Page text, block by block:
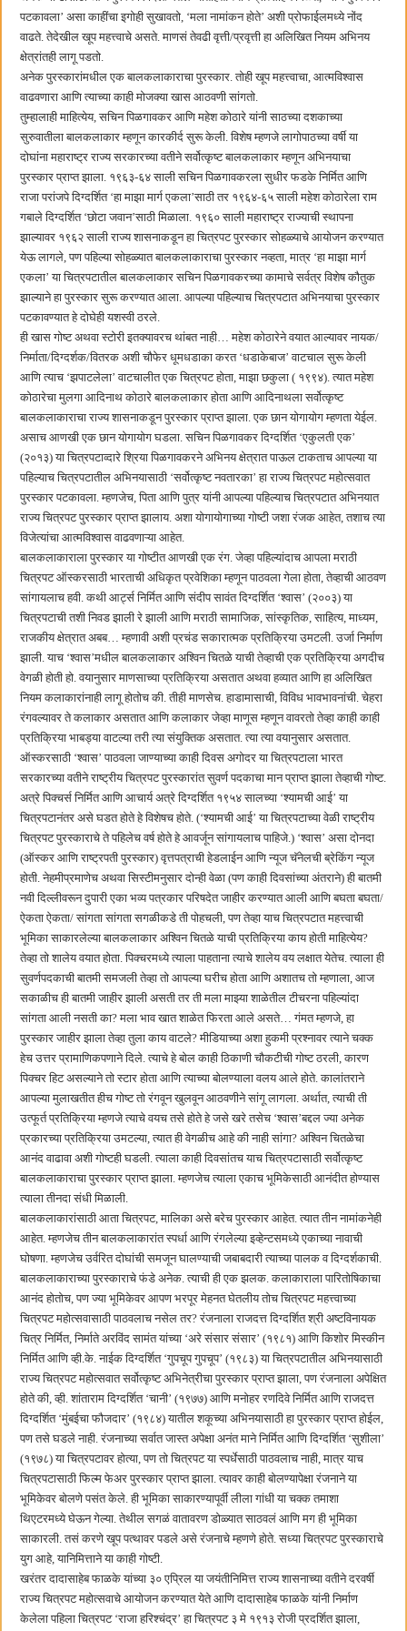
बाल्मर लॉरी आणि शेल इंडियातील कंत्राटी कामगारांना भरघोस पगारवाढ
पटकावला‌’ असा काहींचा इगोही सुखावतो, ‌‘मला नामांकन होते‌’ अशी प्रोफाईलमध्ये नोंद
वाढते. तेदेखील खूप महत्त्वाचे असते. माणसं तेवढी वृत्ती/प्रवृत्ती हा अलिखित नियम अभिनय
क्षेत्रांतही लागू पडतो.
अनेक पुरस्कारांमधील एक बालकलाकाराचा पुरस्कार. तोही खूप महत्त्वाचा, आत्मविश्वास
वाढवणारा आणि त्याच्या काही मोजक्या खास आठवणी सांगतो.
तुम्हालाही माहित्येय, सचिन पिळगावकर आणि महेश कोठारे यांनी साठच्या दशकाच्या
सुरुवातीला बालकलाकार म्हणून कारकीर्द सुरू केली. विशेष म्हणजे लागोपाठच्या वर्षी या
दोघांना महाराष्ट्र राज्य सरकारच्या वतीने सर्वोत्कृष्ट बालकलाकार म्हणून अभिनयाचा
पुरस्कार प्राप्त झाला. १९६३-६४ साली सचिन पिळगावकरला सुधीर फडके निर्मित आणि
राजा परांजपे दिग्दर्शित ‌‘हा माझा मार्ग एकला‌’साठी तर १९६४-६५ साली महेश कोठारेला राम
गबाले दिग्दर्शित ‌‘छोटा जवान‌’साठी मिळाला. १९६० साली महाराष्ट्र राज्याची स्थापना
झाल्यावर १९६२ साली राज्य शासनाकडून हा चित्रपट पुरस्कार सोहळ्याचे आयोजन करण्यात
येऊ लागले, पण पहिल्या सोहळ्यात बालकलाकाराचा पुरस्कार नव्हता, मात्र ‌‘हा माझा मार्ग
एकला‌’ या चित्रपटातील बालकलाकार सचिन पिळगावकरच्या कामाचे सर्वत्र विशेष कौतुक
झाल्याने हा पुरस्कार सुरू करण्यात आला. आपल्या पहिल्याच चित्रपटात अभिनयाचा पुरस्कार
पटकावण्यात हे दोघेही यशस्वी ठरले.
ही खास गोष्ट अथवा स्टोरी इतक्यावरच थांबत नाही… महेश कोठारेने वयात आल्यावर नायक/
निर्माता/दिग्दर्शक/वितरक अशी चौफेर धूमधडाका करत ‌‘धडाकेबाज‌’ वाटचाल सुरू केली
आणि त्याच ‌‘झपाटलेला‌’ वाटचालीत एक चित्रपट होता, माझा छकुला ( १९९४). त्यात महेश
कोठारेचा मुलगा आदिनाथ कोठारे बालकलाकार होता आणि आदिनाथला सर्वोत्कृष्ट
बालकलाकाराचा राज्य शासनाकडून पुरस्कार प्राप्त झाला. एक छान योगायोग म्हणता येईल.
असाच आणखी एक छान योगायोग घडला. सचिन पिळगावकर दिग्दर्शित ‌‘एकुलती एक‌’
(२०१३) या चित्रपटाव्दारे श्रिया पिळगावकरने अभिनय क्षेत्रात पाऊल टाकताच आपल्या या
पहिल्याच चित्रपटातील अभिनयासाठी ‘सर्वोत्कृष्ट नवतारका’ हा राज्य चित्रपट महोत्सवात
पुरस्कार पटकावला. म्हणजेच, पिता आणि पुत्र यांनी आपल्या पहिल्याच चित्रपटात अभिनयात
राज्य चित्रपट पुरस्कार प्राप्त झालाय. अशा योगायोगाच्या गोष्टी जशा रंजक आहेत, तशाच त्या
विजेत्यांचा आत्मविश्वास वाढवणाऱ्या आहेत.
बालकलाकाराला पुरस्कार या गोष्टीत आणखी एक रंग. जेव्हा पहिल्यांदाच आपला मराठी
चित्रपट ऑस्करसाठी भारताची अधिकृत प्रवेशिका म्हणून पाठवला गेला होता, तेव्हाची आठवण
सांगायलाच हवी. कथी आर्ट्स निर्मित आणि संदीप सावंत दिग्दर्शित ‌‘श्वास‌’ (२००३) या
चित्रपटाची तशी निवड झाली रे झाली आणि मराठी सामाजिक, सांस्कृतिक, साहित्य, माध्यम,
राजकीय क्षेत्रात अबब… म्हणावी अशी प्रचंड सकारात्मक प्रतिक्रिया उमटली. उर्जा निर्माण
झाली. याच ‌‘श्वास‌’मधील बालकलाकार अश्विन चितळे याची तेव्हाची एक प्रतिक्रिया अगदीच
वेगळी होती हो. वयानुसार माणसाच्या प्रतिक्रिया असतात अथवा हव्यात आणि हा अलिखित
नियम कलाकारांनाही लागू होतोच की. तीही माणसेच. हाडामासाची, विविध भावभावनांची. चेहरा
रंगवल्यावर ते कलाकार असतात आणि कलाकार जेव्हा माणूस म्हणून वावरतो तेव्हा काही काही
प्रतिक्रिया भाबड्या वाटल्या तरी त्या संयुक्तिक असतात. त्या त्या वयानुसार असतात.
ऑस्करसाठी ‌‘श्वास‌’ पाठवला जाण्याच्या काही दिवस अगोदर या चित्रपटाला भारत
सरकारच्या वतीने राष्ट्रीय चित्रपट पुरस्कारांत सुवर्ण पदकाचा मान प्राप्त झाला तेव्हाची गोष्ट.
अत्रे पिक्चर्स निर्मित आणि आचार्य अत्रे दिग्दर्शित १९५४ सालच्या ‌‘श्यामची आई‌’ या
चित्रपटानंतर असे घडत होते हे विशेषच होते. (‌‘श्यामची आई‌’ या चित्रपटाच्या वेळी राष्ट्रीय
चित्रपट पुरस्काराचे ते पहिलेच वर्ष होते हे आवर्जून सांगायलाच पाहिजे.) ‌‘श्वास‌’ असा दोनदा
(ऑस्कर आणि राष्ट्रपती पुरस्कार) वृत्तपत्राची हेडलाईन आणि न्यूज चॅनेलची ब्रेकिंग न्यूज
होती. नेहमीप्रमाणेच अथवा सिस्टीमनुसार दोन्ही वेळा (पण काही दिवसांच्या अंतराने) ही बातमी
नवी दिल्लीवरून दुपारी एका भव्य पत्रकार परिषदेत जाहीर करण्यात आली आणि बघता बघता/
ऐकता ऐकता/ सांगता सांगता सगळीकडे ती पोहचली, पण तेव्हा याच चित्रपटात महत्त्वाची
भूमिका साकारलेल्या बालकलाकार अश्विन चितळे याची प्रतिक्रिया काय होती माहित्येय?
तेव्हा तो शालेय वयात होता. पिक्चरमध्ये त्याला पाहताना त्याचे शालेय वय लक्षात येतेच. त्याला ही
सुवर्णपदकाची बातमी समजली तेव्हा तो आपल्या घरीच होता आणि अशातच तो म्हणाला, आज
सकाळीच ही बातमी जाहीर झाली असती तर ती मला माझ्या शाळेतील टीचरना पहिल्यांदा
सांगता आली नसती का? मला भाव खात शाळेत फिरता आले असते… गंमत म्हणजे, हा
पुरस्कार जाहीर झाला तेव्हा तुला काय वाटले? मीडियाच्या अशा हुकमी प्रश्नावर त्याने चक्क
हेच उत्तर प्रामाणिकपणाने दिले. त्याचे हे बोल काही ठिकाणी चौकटीची गोष्ट ठरली, कारण
पिक्चर हिट असल्याने तो स्टार होता आणि त्याच्या बोलण्याला वलय आले होते. कालांतराने
आपल्या मुलाखतीत हीच गोष्ट तो रंगवून खुलवून आठवणीने सांगू लागला. अर्थात, त्याची ती
उत्फूर्त प्रतिक्रिया म्हणजे त्याचे वयच तसे होते हे जसे खरे तसेच ‌‘श्वास‌’बद्दल ज्या अनेक
प्रकारच्या प्रतिक्रिया उमटल्या, त्यात ही वेगळीच आहे की नाही सांगा? अश्विन चितळेचा
आनंद वाढावा अशी गोष्टही घडली. त्याला काही दिवसांतच याच चित्रपटासाठी सर्वोत्कृष्ट
बालकलाकाराचा पुरस्कार प्राप्त झाला. म्हणजेच त्याला एकाच भूमिकेसाठी आनंदीत होण्यास
त्याला तीनदा संधी मिळाली.
बालकलाकारांसाठी आता चित्रपट, मालिका असे बरेच पुरस्कार आहेत. त्यात तीन नामांकनेही
आहेत. म्हणजेच तीन बालकलाकारांत स्पर्धा आणि रंगलेल्या इव्हेन्टसमध्ये एकाच्या नावाची
घोषणा. म्हणजेच उर्वरित दोघांची समजून घालण्याची जबाबदारी त्याच्या पालक व दिग्दर्शकाची.
बालकलाकाराच्या पुरस्काराचे फंडे अनेक. त्याची ही एक झलक. कलाकाराला पारितोषिकाचा
आनंद होतोच, पण ज्या भूमिकेवर आपण भरपूर मेहनत घेतलीय तोच चित्रपट महत्त्वाच्या
चित्रपट महोत्सवासाठी पाठवलाच नसेल तर? रंजनाला राजदत्त दिग्दर्शित श्री अष्टविनायक
चित्र निर्मित, निर्माते अरविंद सामंत यांच्या ‌‘अरे संसार संसार‌’ (१९८१) आणि किशोर मिस्कीन
निर्मित आणि व्ही.के. नाईक दिग्दर्शित ‌‘गुपचूप गुपचूप‌’ (१९८३) या चित्रपटातील अभिनयासाठी
राज्य चित्रपट महोत्सवात सर्वोत्कृष्ट अभिनेत्रीचा पुरस्कार प्राप्त झाला, पण रंजनाला अपेक्षित
होते की, व्ही. शांताराम दिग्दर्शित ‌‘चानी‌’ (१९७७) आणि मनोहर रणदिवे निर्मित आणि राजदत्त
दिग्दर्शित ‌‘मुंबईचा फौजदार‌’ (१९८४) यातील शकूच्या अभिनयासाठी हा पुरस्कार प्राप्त होईल,
पण तसे घडले नाही. रंजनाच्या सर्वात जास्त अपेक्षा अनंत माने निर्मित आणि दिग्दर्शित ‌‘सुशीला‌’
(१९७८) या चित्रपटावर होत्या, पण तो चित्रपट या स्पर्धेसाठी पाठवलाच नाही, मात्र याच
चित्रपटासाठी फिल्म फेअर पुरस्कार प्राप्त झाला. त्यावर काही बोलण्यापेक्षा रंजनाने या
भूमिकेवर बोलणे पसंत केले. ही भूमिका साकारण्यापूर्वी लीला गांधी या चक्क तमाशा
थिएटरमध्ये घेऊन गेल्या. तेथील सगळं वातावरण डोळ्यात साठवलं आणि मग ही भूमिका
साकारली. तसं करणे खूप पत्थावर पडले असे रंजनाचे म्हणणे होते. सध्या चित्रपट पुरस्काराचे
युग आहे, यानिमित्ताने या काही गोष्टी.
खरंतर दादासाहेब फाळके यांच्या ३० एप्रिल या जयंतीनिमित्त राज्य शासनाच्या वतीने दरवर्षी
राज्य चित्रपट महोत्सवाचे आयोजन करण्यात येते आणि दादासाहेब फाळके यांनी निर्माण
केलेला पहिला चित्रपट ‌‘राजा हरिश्चंद्र‌’ हा चित्रपट ३ मे १९१३ रोजी प्रदर्शित झाला,